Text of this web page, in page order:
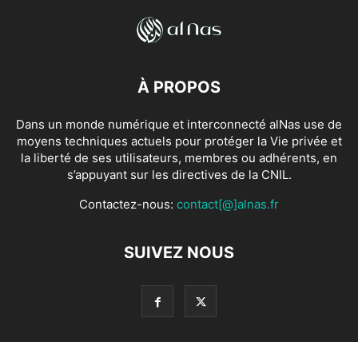
À PROPOS
Dans un monde numérique et interconnecté alNas use de
moyens techniques actuels pour protéger la Vie privée et
la liberté de ses utilisateurs, membres ou adhérents, en
s’appuyant sur les directives de la CNIL.
Contactez-nous: contact[@]alnas.fr
SUIVEZ NOUS